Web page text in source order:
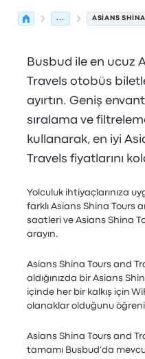
... ASIANS
Busbud ile en ucuz
Travels otobüs
ayırtın. Geniş
sıralama ve
kullanarak, en iyi
Travels fiyatlarını
Yolculuk ihtiyaçlarınıza
farklı Asians Shina Tours
saatleri ve Asians Shina
arayın.
Asians Shina Tours and
aldığınızda bir Asians
içinde her bir kalkış için
olanaklar olduğunu
Asians Shina Tours and
tamamı Busbud’da